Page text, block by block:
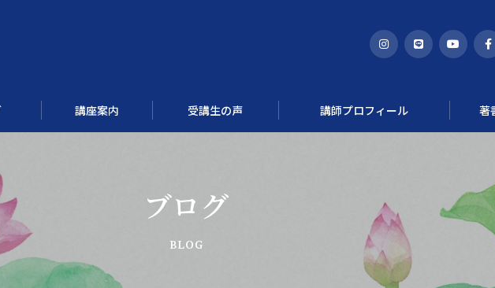
講座案内
柱推命講座 ゆらぎを整える食養
受講生の声 講師プロフィール 著
ブログ